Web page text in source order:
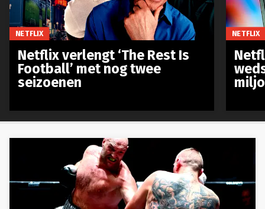
NETFLIX
Netflix verlengt ‘The Rest Is
Football’ met nog twee
seizoenen
NETFLIX